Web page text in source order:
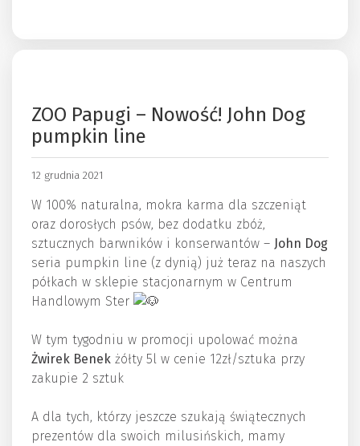
ZOO Papugi – Nowość! John Dog
pumpkin line
12 grudnia 2021
W 100% naturalna, mokra karma dla szczeniąt
oraz dorosłych psów, bez dodatku zbóż,
sztucznych barwników i konserwantów – John Dog
seria pumpkin line (z dynią) już teraz na naszych
półkach w sklepie stacjonarnym w Centrum
Handlowym Ster
W tym tygodniu w promocji upolować można
Żwirek Benek żółty 5l w cenie 12zł/sztuka przy
zakupie 2 sztuk
A dla tych, którzy jeszcze szukają świątecznych
prezentów dla swoich milusińskich, mamy